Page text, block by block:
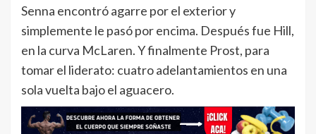
Senna encontró agarre por el exterior y
simplemente le pasó por encima. Después fue Hill,
en la curva McLaren. Y finalmente Prost, para
tomar el liderato: cuatro adelantamientos en una
sola vuelta bajo el aguacero.